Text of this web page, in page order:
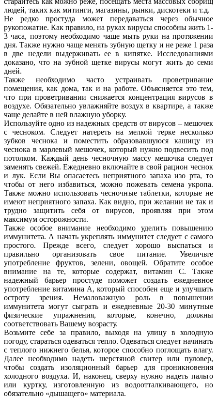
людей, таких как митинги, магазины, рынки, дискотеки и т.д.
Не редко простуда может передаваться через обычное
рукопожатие. Как правило, на руках вирусы способны жить 1-
3 часа, поэтому необходимо чаще мыть руки на протяжении
дня. Также нужно чаще менять зубную щетку и не реже 1 раза
в две недели выдерживать ее в кипятке. Исследованиями
доказано, что на зубной щетке вирусы могут жить до семи
дней.
Также необходимо часто устраивать проветривание
помещения, как дома, так и на работе. Объясняется это тем,
что при проветривании снижается концентрация вирусов в
воздухе. Обязательно увлажняйте воздух в квартире, а также
чаще делайте в ней влажную уборку.
Используйте одно из надежных средств от вирусов – мешочек
с чесноком. Следует натереть на мелкой терке несколько
зубков чеснока и поместить образовавшуюся кашицу из
чеснока в марлевый мешочек, который нужно подвесить под
потолком. Каждый день чесночную массу мешочка следует
заменять свежей. Ежедневно включайте в свой рацион чеснок
и лук. Если Вы опасаетесь неприятного запаха изо рта, то
чтобы от него избавиться, можно пожевать семена укропа.
Также можно использовать чесночные таблетки, которые не
имеют неприятного запаха. Как видно, при желании не так и
трудно защитить себя от вирусов, проявляя при этом
максимум осторожности.
Также особое внимание необходимо уделить повышению
иммунитета. А начать укреплять иммунитет следует с самого
простого. Прежде всего, следует хорошо выспаться и
правильно организовать свое питание. Увеличьте
употребление фруктов, зелени, овощей. Обратите особое
внимание на те, которые содержат, витамин С. Также
надежный барьер простуде поможет создать ежедневное
употребление витамина А, который способен еще и улучшать
остроту зрения. Немаловажную роль в повышении
иммунитета могут сыграть и ежедневные 20-30 минутные
физические упражнения, которые, конечно, должны
соответствовать Вашему возрасту.
Возьмите себе за правило, выходя на улицу в холодную
погоду, стараться одеваться тепло. Одеваться следует начинать
с теплого нижнего белья, которое способно поглощать влагу.
Далее необходимо надеть шерстяной свитер или пуловер,
чтобы создать изоляционный барьер для проникновения
холодного воздуха. И, наконец, сверху нужно надеть пальто
или куртку, изготовленную из водоотталкивающего, но
обязательно «дышащего» материала.